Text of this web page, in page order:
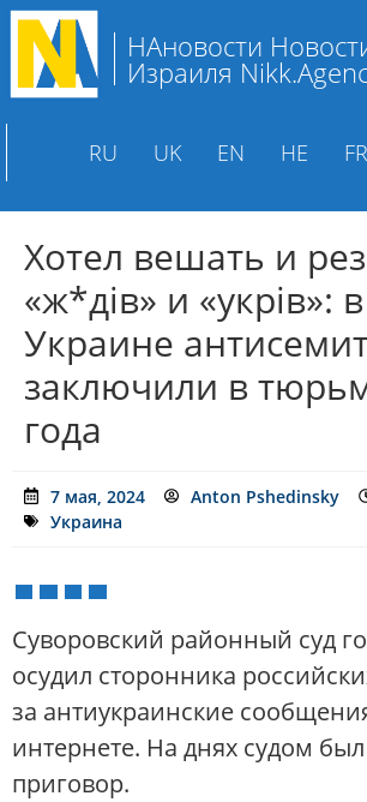
НАновости
Израиля
RU UK EN HE FR
Хотел вешать и
«ж*дів» и «укрів»: в
Украине
заключили в
года
7 мая, 2024 Anton Pshedinsky
Украина
Суворовский районный суд
осудил сторонника
за антиукраинские
интернете. На днях судом
приговор.